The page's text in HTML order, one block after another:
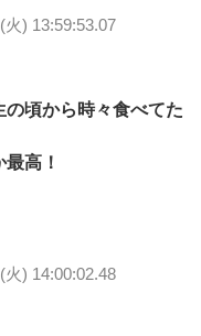
火) 13:59:53.07
頃から時々食べてた
高！
火) 14:00:02.48